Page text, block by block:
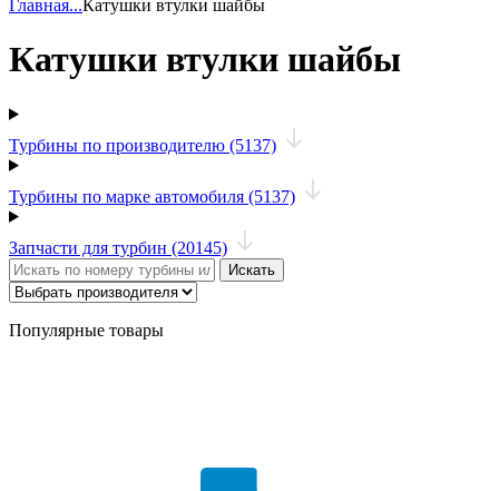
Главная...Катушки втулки шайбы
Катушки втулки шайбы
Турбины по производителю (5137)
Турбины по марке автомобиля (5137)
Запчасти для турбин (20145)
Искать
Популярные товары